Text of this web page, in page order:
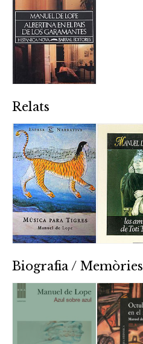
Relats
Biografia / Memòries